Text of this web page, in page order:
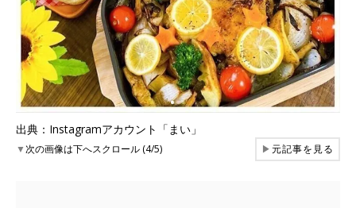
出典：Instagramアカウント「まい」
▼次の画像は下へスクロール (4/5) ▶元記事を見る